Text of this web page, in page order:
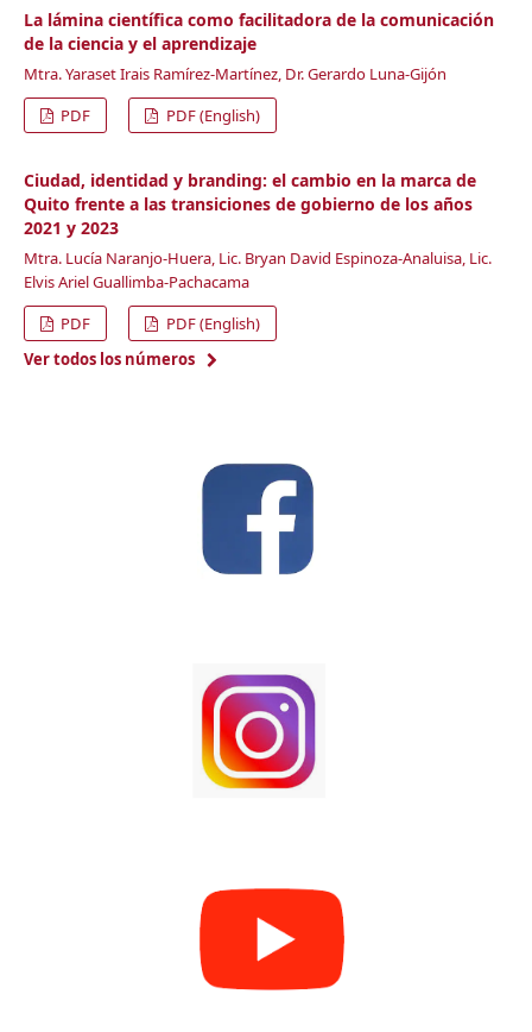
La lámina científica como facilitadora de la comunicación
de la ciencia y el aprendizaje
Mtra. Yaraset Irais Ramírez-Martínez, Dr. Gerardo Luna-Gijón
PDF
PDF (English)
Ciudad, identidad y branding: el cambio en la marca de
Quito frente a las transiciones de gobierno de los años
2021 y 2023
Mtra. Lucía Naranjo-Huera, Lic. Bryan David Espinoza-Analuisa, Lic.
Elvis Ariel Guallimba-Pachacama
PDF
PDF (English)
Ver todos los números